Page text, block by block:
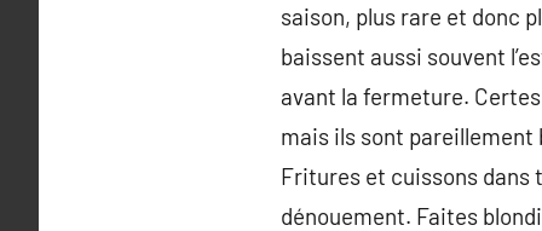
saison, plus rare et donc
baissent aussi souvent
avant la fermeture.
mais ils sont pareillement
Fritures et cuissons dans
dénouement. Faites